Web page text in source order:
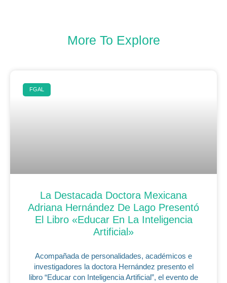
More To Explore
FGAL
La Destacada Doctora Mexicana
Adriana Hernández De Lago Presentó
El Libro «Educar En La Inteligencia
Artificial»
Acompañada de personalidades, académicos e
investigadores la doctora Hernández presento el
libro “Educar con Inteligencia Artificial”, el evento de